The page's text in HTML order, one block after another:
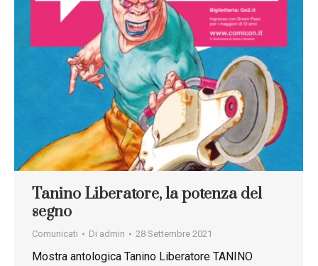
Tanino Liberatore, la potenza del
segno
Comunicati Di admin 28 Settembre 2021
Mostra antologica Tanino Liberatore TANINO